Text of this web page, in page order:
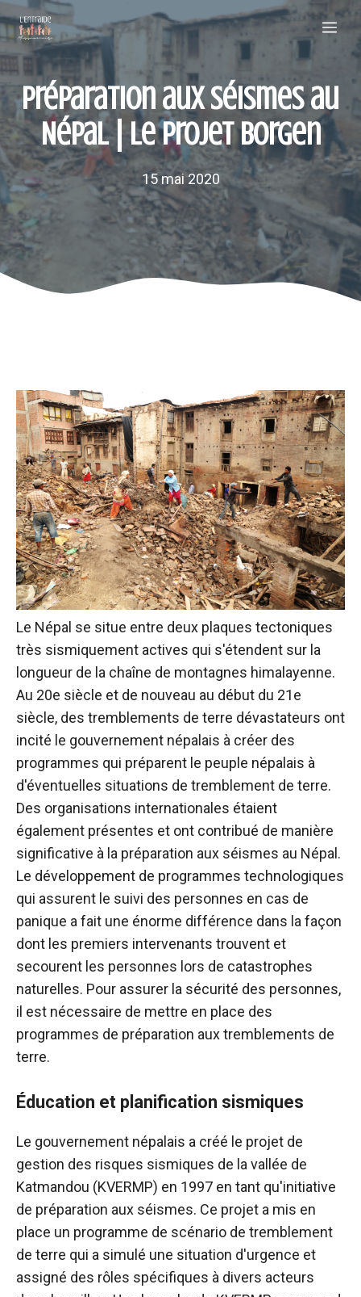
Aller
au
contenu
Préparation aux séismes au
Népal | Le projet Borgen
15 mai 2020
Le Népal se situe entre deux plaques tectoniques
très sismiquement actives qui s'étendent sur la
longueur de la chaîne de montagnes himalayenne.
Au 20e siècle et de nouveau au début du 21e
siècle, des tremblements de terre dévastateurs ont
incité le gouvernement népalais à créer des
programmes qui préparent le peuple népalais à
d'éventuelles situations de tremblement de terre.
Des organisations internationales étaient
également présentes et ont contribué de manière
significative à la préparation aux séismes au Népal.
Le développement de programmes technologiques
qui assurent le suivi des personnes en cas de
panique a fait une énorme différence dans la façon
dont les premiers intervenants trouvent et
secourent les personnes lors de catastrophes
naturelles. Pour assurer la sécurité des personnes,
il est nécessaire de mettre en place des
programmes de préparation aux tremblements de
terre.
Éducation et planification sismiques
Le gouvernement népalais a créé le projet de
gestion des risques sismiques de la vallée de
Katmandou (KVERMP) en 1997 en tant qu'initiative
de préparation aux séismes. Ce projet a mis en
place un programme de scénario de tremblement
de terre qui a simulé une situation d'urgence et
assigné des rôles spécifiques à divers acteurs